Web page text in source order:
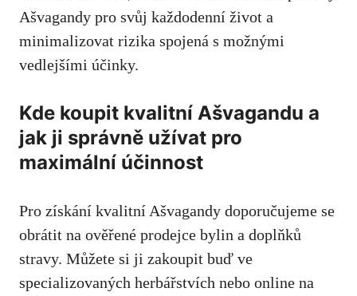
Ašvagandy pro ​svůj každodenní život a
minimalizovat rizika spojená ‍s možnými
vedlejšími účinky.
Kde koupit kvalitní Ašvagandu a
jak ji správně užívat pro
maximální účinnost
Pro získání ‌kvalitní Ašvagandy doporučujeme se
obrátit na ověřené prodejce​ bylin a doplňků
stravy. Můžete si ji zakoupit buď ⁣ve⁤
specializovaných herbářstvích nebo online na